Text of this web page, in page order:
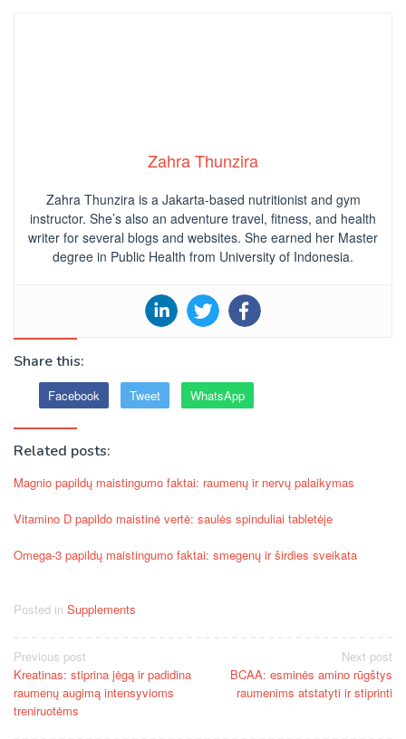
Zahra Thunzira
Zahra Thunzira is a Jakarta-based nutritionist and gym
instructor. She’s also an adventure travel, fitness, and health
writer for several blogs and websites. She earned her Master
degree in Public Health from University of Indonesia.
Share this:
Facebook Tweet WhatsApp
Related posts:
Magnio papildų maistingumo faktai: raumenų ir nervų palaikymas
Vitamino D papildo maistinė vertė: saulės spinduliai tabletėje
Omega-3 papildų maistingumo faktai: smegenų ir širdies sveikata
Posted in Supplements
Post
navigation
Previous post
Kreatinas: stiprina jėgą ir padidina
raumenų augimą intensyvioms
treniruotėms
Next post
BCAA: esminės amino rūgštys
raumenims atstatyti ir stiprinti